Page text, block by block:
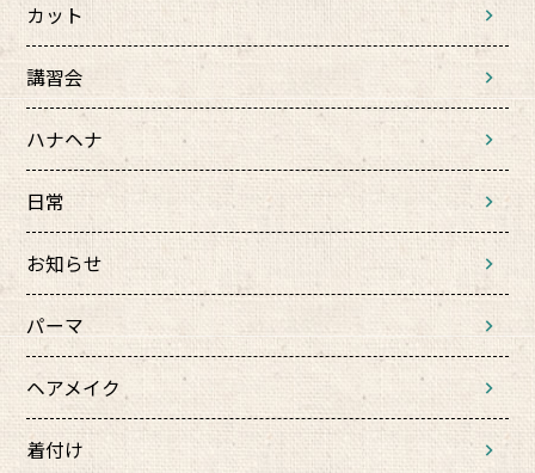
カット
講習会
ハナヘナ
日常
お知らせ
パーマ
ヘアメイク
着付け